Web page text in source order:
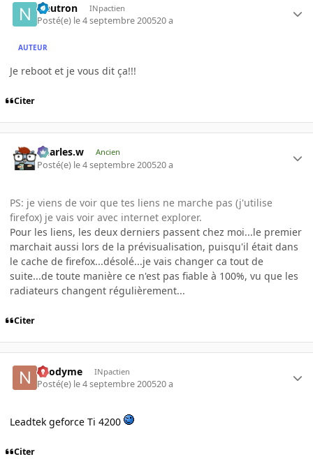
Neutron INpactien
Posté(e) le 4 septembre 200520 a
AUTEUR
Je reboot et je vous dit ça!!!
Citer
Charles.w Ancien
Posté(e) le 4 septembre 200520 a
PS: je viens de voir que tes liens ne marche pas (j'utilise
firefox) je vais voir avec internet explorer.
Pour les liens, les deux derniers passent chez moi...le premier
marchait aussi lors de la prévisualisation, puisqu'il était dans
le cache de firefox...désolé...je vais changer ca tout de
suite...de toute manière ce n'est pas fiable à 100%, vu que les
radiateurs changent régulièrement...
Citer
neodyme INpactien
Posté(e) le 4 septembre 200520 a
Leadtek geforce Ti 4200
Citer